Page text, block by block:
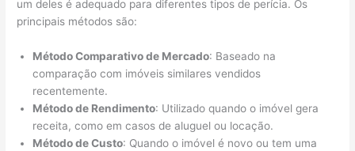
um deles é adequado para diferentes tipos de perícia. Os
principais métodos são:
Método Comparativo de Mercado: Baseado na
comparação com imóveis similares vendidos
recentemente.
Método de Rendimento: Utilizado quando o imóvel gera
receita, como em casos de aluguel ou locação.
Método de Custo: Quando o imóvel é novo ou tem uma